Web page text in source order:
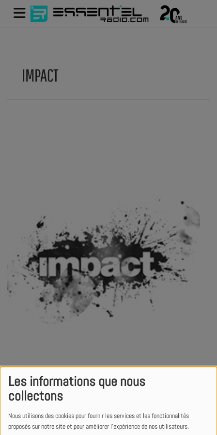
Les informations que nous
collectons
Nous utilisons des cookies pour fournir les services et les fonctionnalités
proposés sur notre site et pour améliorer l'expérience de nos utilisateurs.
IMPACT
Genre Pop + Rock